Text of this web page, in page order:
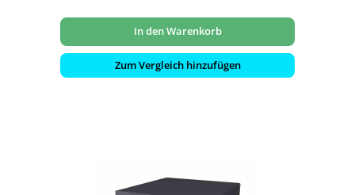
In den Warenkorb
Zum Vergleich hinzufügen